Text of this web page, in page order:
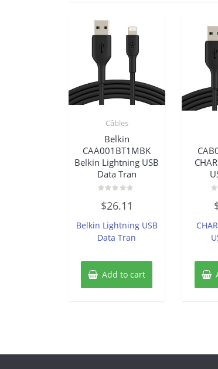
Câbles
Belkin
CAA001BT1MBK
Belkin Lightning USB
Data Tran
0
out
5
$26.11
Belkin Lightning USB
Data Tran
Add to cart
0
5